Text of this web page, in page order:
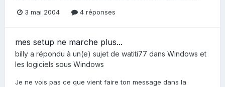
3 mai 2004 4 réponses
mes setup ne marche plus...
billy a répondu à un(e) sujet de watiti77 dans Windows et
les logiciels sous Windows
Je ne vois pas ce que vient faire ton message dans la